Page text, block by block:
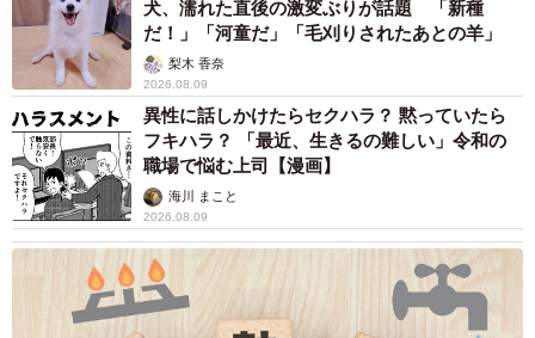
6/7
2021年7月、千葉線に乗れ入れた時のAE車。みどり台駅にて（撮影：マ
グナム小林）
犬、濡れた直後の激変ぶりが話題 「新種
だ！」「河童だ」「毛刈りされたあとの羊」
梨木 香奈
2026.08.09
異性に話しかけたらセクハラ？ 黙っていたら
フキハラ？ 「最近、生きるの難しい」令和の
職場で悩む上司【漫画】
海川 まこと
2026.08.09